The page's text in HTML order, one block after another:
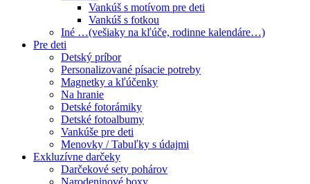
Vankúš s motívom pre deti
Vankúš s fotkou
Iné …(vešiaky na kľúče, rodinne kalendáre…)
Pre deti
Detský príbor
Personalizované písacie potreby
Magnetky a kľúčenky
Na hranie
Detské fotorámiky
Detské fotoalbumy
Vankúše pre deti
Menovky / Tabuľky s údajmi
Exkluzívne darčeky
Darčekové sety pohárov
Narodeninové boxy